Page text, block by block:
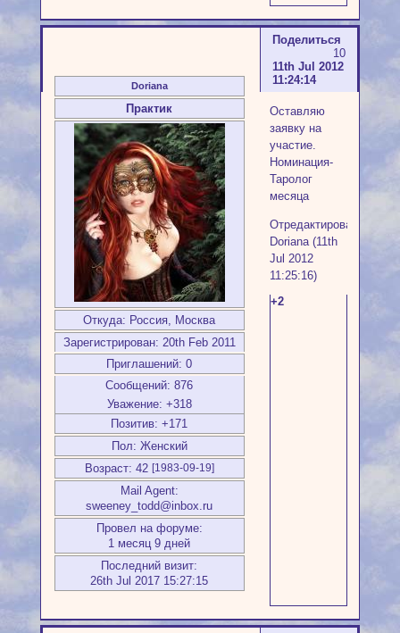
Поделиться
10
11th Jul 2012
11:24:14
Doriana
Практик
Откуда: Россия, Москва
Зарегистрирован: 20th Feb 2011
Приглашений: 0
Сообщений: 876
Уважение: +318
Позитив: +171
Пол: Женский
Возраст: 42 [1983-09-19]
Mail Agent:
sweeney_todd@inbox.ru
Провел на форуме:
1 месяц 9 дней
Последний визит:
26th Jul 2017 15:27:15
Оставляю
заявку на
участие.
Номинация-
Таролог
месяца
Отредактировано
Doriana (11th
Jul 2012
11:25:16)
+2